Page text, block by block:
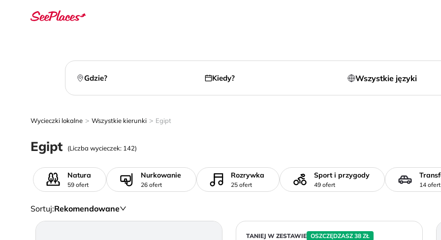
Gdzie? Kiedy? Wszystkie języki
Wycieczki lokalne > Wszystkie kierunki > Egipt
Egipt (Liczba wycieczek: 142)
Natura
59 ofert
Nurkowanie
26 ofert
Rozrywka
25 ofert
Sport i przygody
49 ofert 14 ofert
Sortuj:Rekomendowane
TANIEJ W ZESTAWIE OSZCZĘDZASZ 38 ZŁ